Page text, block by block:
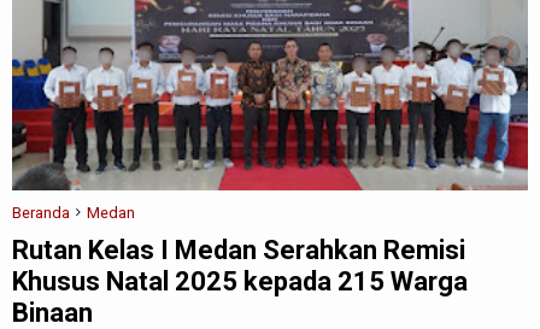
Beranda Medan
Rutan Kelas I Medan Serahkan Remisi
Khusus Natal 2025 kepada 215 Warga
Binaan
EDUKASI
ADVETORIAL
REDAKSI